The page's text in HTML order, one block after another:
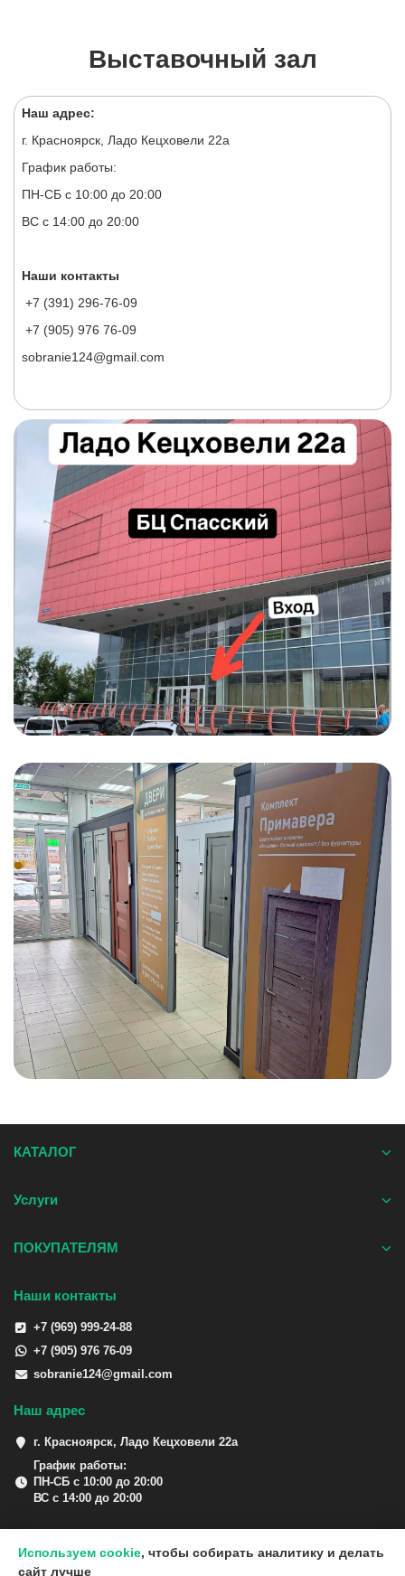
Выставочный зал
Наш адрес:
г. Красноярск, Ладо Кецховели 22а
График работы:
ПН-СБ с 10:00 до 20:00
ВС с 14:00 до 20:00
Наши контакты
+7 (391) 296-76-09
+7 (905) 976 76-09
sobranie124@gmail.com
КАТАЛОГ
Услуги
ПОКУПАТЕЛЯМ
Наши контакты
+7 (969) 999-24-88
+7 (905) 976 76-09
sobranie124@gmail.com
Наш адрес
г. Красноярск, Ладо Кецховели 22а
График работы:
ПН-СБ с 10:00 до 20:00
ВС с 14:00 до 20:00
Используем cookie, чтобы собирать аналитику и делать
сайт лучше